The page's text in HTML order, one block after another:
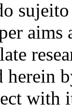
herein
with